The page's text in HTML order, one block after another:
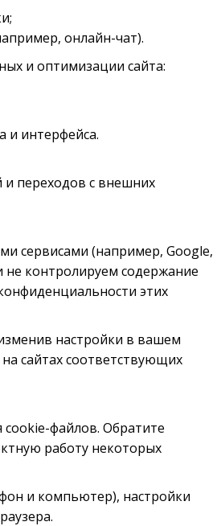
онлайн-чат).
и оптимизации сайта:
и интерфейса.
переходов с внешних
сервисами (например, Google,
не контролируем содержание
этих
настройки в вашем
сайтах соответствующих
cookie-файлов. Обратите
работу некоторых
и компьютер), настройки